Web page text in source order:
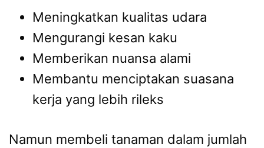
Meningkatkan kualitas udara
Mengurangi kesan kaku
Memberikan nuansa alami
Membantu menciptakan suasana
kerja yang lebih rileks
Namun membeli tanaman dalam jumlah